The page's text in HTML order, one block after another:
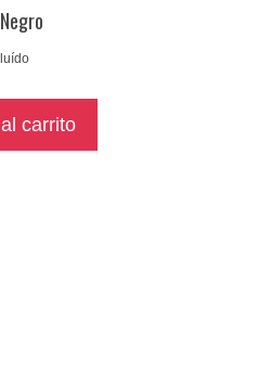
carrito